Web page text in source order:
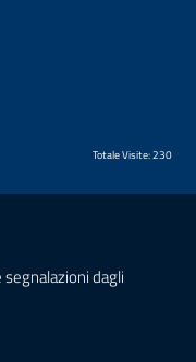
Totale Visite: 230
dagli